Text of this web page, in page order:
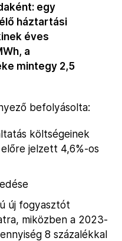
egy
háztartási
éves
a
mintegy 2,5
befolyásolta:
költségeinek
jelzett 4,6%-os
új fogyasztót
miközben a 2023-
8 százalékkal